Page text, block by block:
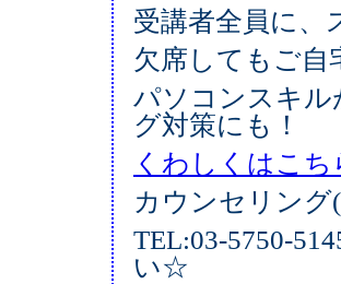
受講者全員に、
欠席してもご自
パソコンスキ
グ対策にも！
くわしくはこち
カウンセリング
TEL:03-5750-
い☆